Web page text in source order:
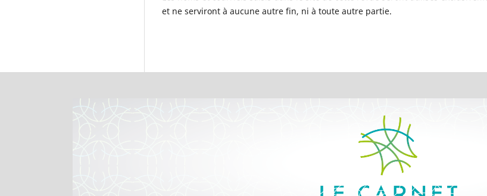
et ne serviront à aucune autre fin, ni à toute autre partie.